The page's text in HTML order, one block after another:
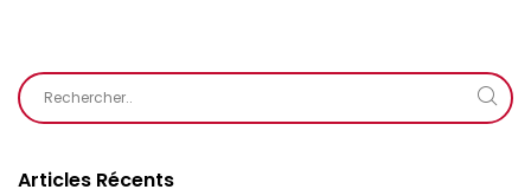
Articles Récents